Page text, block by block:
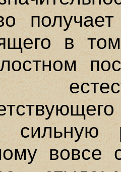
в
сильную
вовсе